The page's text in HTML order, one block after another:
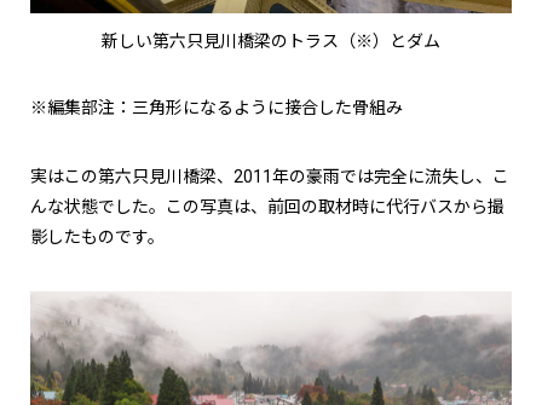
新しい第六只見川橋梁のトラス（※）とダム
※編集部注：三角形になるように接合した骨組み
実はこの第六只見川橋梁、2011年の豪雨では完全に流失し、こ
んな状態でした。この写真は、前回の取材時に代行バスから撮
影したものです。